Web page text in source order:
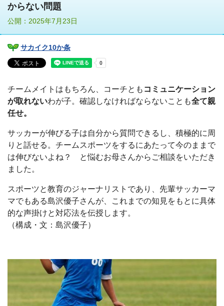
からない問題
公開：2025年7月23日
サカイク10か条
チームメイトはもちろん、コーチとも コミュニケーション
が取れないわが子。確認しなければならないことも全て親
任せ。
サッカーが伸びる子は自分から質問できるし、積極的に周
りと話せる。チームスポーツをするにあたって今のままで
は伸びないよね？ と悩むお母さんからご相談をいただき
ました。
スポーツと教育のジャーナリストであり、先輩サッカーマ
マでもある島沢優子さんが、これまでの知見をもとに具体
的な声掛けと対応法を伝授します。
（構成・文：島沢優子）